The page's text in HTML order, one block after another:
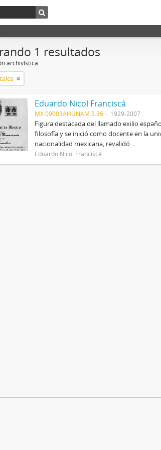
1 resultados
archivística
Eduardo Nicol Franciscá
MX 09003AHUNAM 3.36 1929-2007
Figura destacada del llamado exilio
filosofía y se inició como docente en la
nacionalidad mexicana, revalidó ...
Eduardo Nicol Franciscá